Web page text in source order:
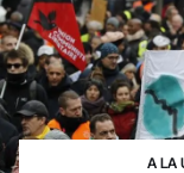
A LA